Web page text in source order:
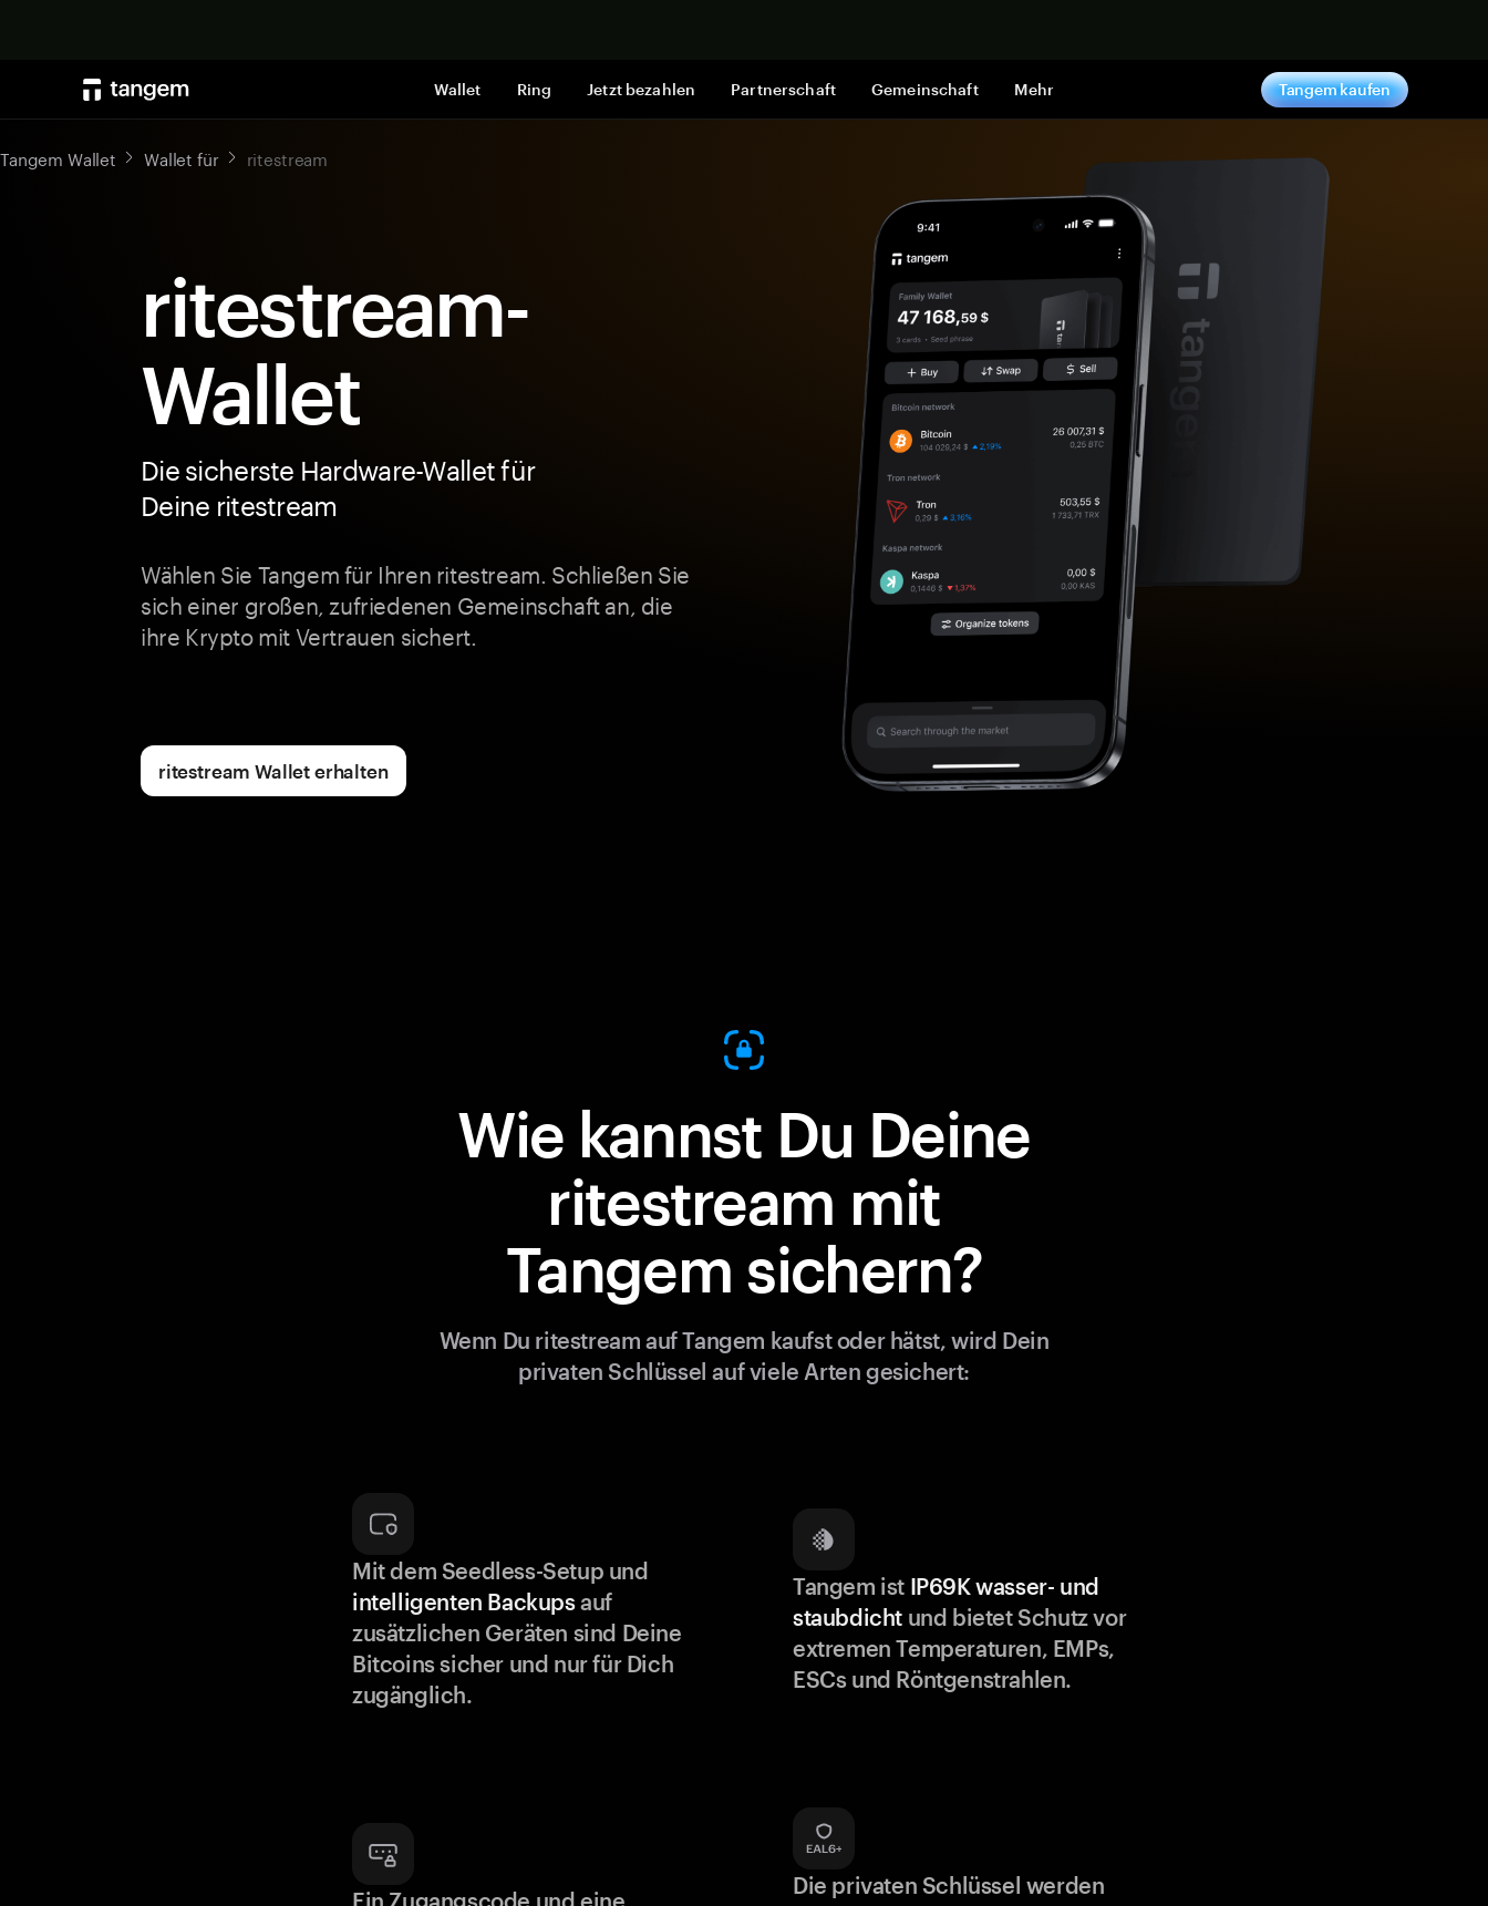
Wallet Ring Jetzt bezahlen Partnerschaft Gemeinschaft Mehr Tangem kaufen
Tangem Wallet Wallet für ritestream
ritestream-
Wallet
Die sicherste Hardware-Wallet für
Deine ritestream
Wählen Sie Tangem für Ihren ritestream. Schließen Sie
sich einer großen, zufriedenen Gemeinschaft an, die
ihre Krypto mit Vertrauen sichert.
ritestream Wallet erhalten
Wie kannst Du Deine
ritestream mit
Tangem sichern?
Wenn Du ritestream auf Tangem kaufst oder hätst, wird Dein
privaten Schlüssel auf viele Arten gesichert:
Mit dem Seedless-Setup und
intelligenten Backupsauf
zusätzlichen Geräten sind Deine
Bitcoins sicher und nur für Dich
zugänglich.
Tangem ist IP69K wasser- und
staubdicht und bietet Schutz vor
extremen Temperaturen, EMPs,
ESCs und Röntgenstrahlen.
Ein Zugangscode und eine
Die privaten Schlüssel werden